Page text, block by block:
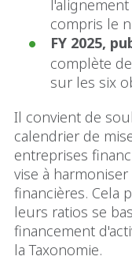
compris le
FY 2025,
complète
sur les six
Il convient de
calendrier de
entreprises
vise à
financières. Cela
leurs ratios se
financement
la Taxonomie.